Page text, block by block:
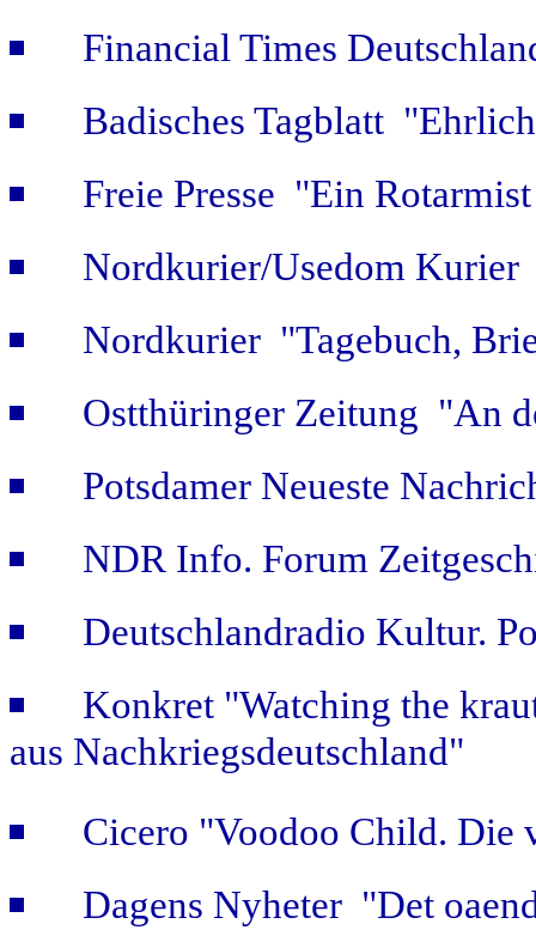
Financial Times
Badisches Tagblatt
Freie Presse "Ein
Nordkurier/Usedom
Nordkurier "Tagebuch,
Ostthüringer Zeitung "An
Potsdamer Neueste
NDR Info. Forum
Deutschlandradio Kultur.
Konkret "Watching the
aus Nachkriegsdeutschland"
Cicero "Voodoo Child. Die
Dagens Nyheter "Det